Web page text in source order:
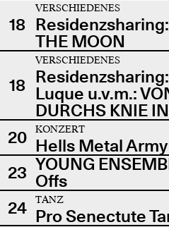
18
VERSCHIEDENES
THE MOON
18
VERSCHIEDENES
Luque u.v.m.:
DURCHS KNIE
20
KONZERT
Hells Metal Army
23 YOUNG
Offs
24
TANZ
Pro Senectute